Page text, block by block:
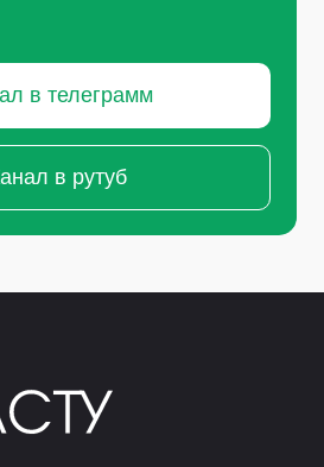
в телеграмм
в рутуб